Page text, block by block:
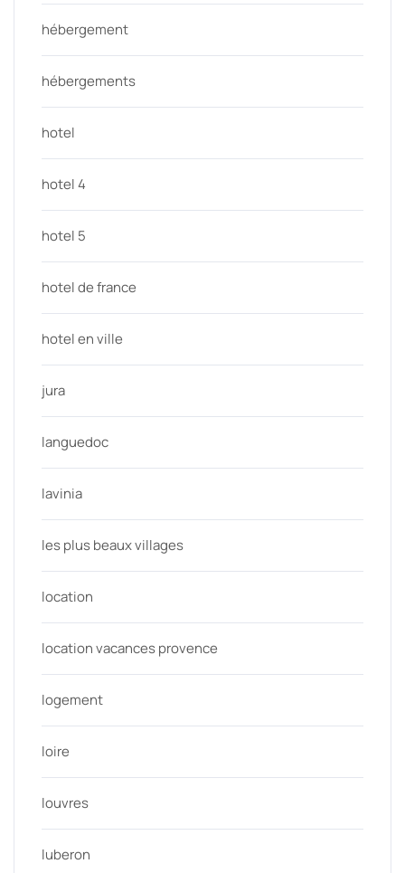
hébergement
hébergements
hotel
hotel 4
hotel 5
hotel de france
hotel en ville
jura
languedoc
lavinia
les plus beaux villages
location
location vacances provence
logement
loire
louvres
luberon